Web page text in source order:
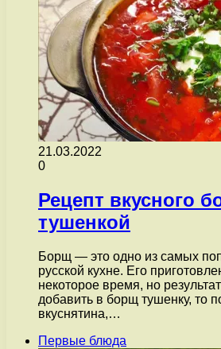
21.03.2022
0
Рецепт вкусного
тушенкой
Борщ — это одно из самых
русской кухне. Его
некоторое время, но
добавить в борщ тушенку, то
вкуснятина,…
Первые блюда